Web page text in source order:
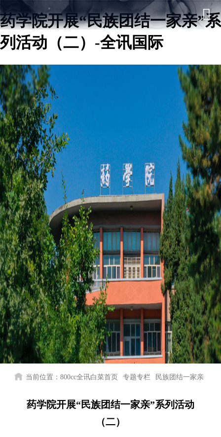
药学院开展“民族团结一家亲”系
列活动（二）-全讯国际
当前位置：800cc全讯白菜首页 专题专栏 民族团结一家亲
药学院开展“民族团结一家亲”系列活动
（二）